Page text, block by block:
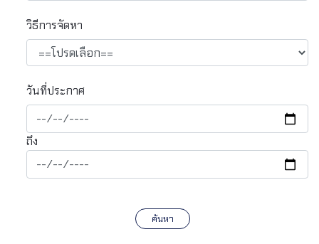
วิธีการจัดหา
วันที่ประกาศ
ถึง
ค้นหา